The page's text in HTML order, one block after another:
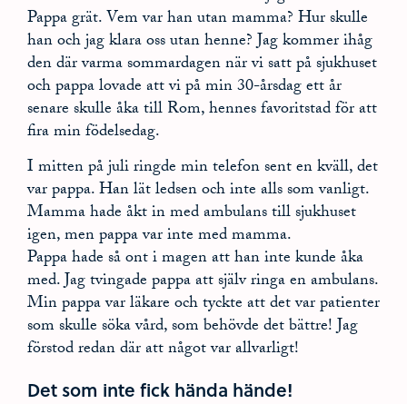
Pappa grät. Vem var han utan mamma? Hur skulle
han och jag klara oss utan henne? Jag kommer ihåg
den där varma sommardagen när vi satt på sjukhuset
och pappa lovade att vi på min 30-årsdag ett år
senare skulle åka till Rom, hennes favoritstad för att
fira min födelsedag.
I mitten på juli ringde min telefon sent en kväll, det
var pappa. Han lät ledsen och inte alls som vanligt.
Mamma hade åkt in med ambulans till sjukhuset
igen, men pappa var inte med mamma.
Pappa hade så ont i magen att han inte kunde åka
med. Jag tvingade pappa att själv ringa en ambulans.
Min pappa var läkare och tyckte att det var patienter
som skulle söka vård, som behövde det bättre! Jag
förstod redan där att något var allvarligt!
Det som inte fick hända hände!